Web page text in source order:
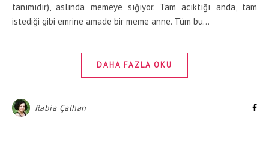
tanımıdır), aslında memeye sığıyor. Tam acıktığı anda, tam
istediği gibi emrine amade bir meme anne. Tüm bu…
DAHA FAZLA OKU
Rabia Çalhan